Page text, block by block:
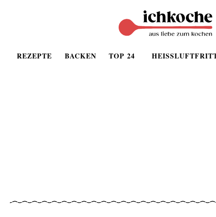
REZEPTE BACKEN TOP 24